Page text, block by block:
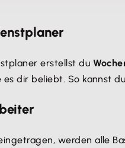
erstellst du
dir beliebt. So kannst
werden alle